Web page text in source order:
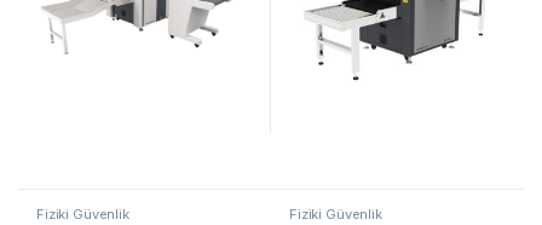
Fiziki Güvenlik Fiziki Güvenlik